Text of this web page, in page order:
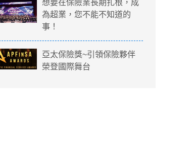
想要在保險業長期扎根，成
為超業，您不能不知道的
事！
亞太保險獎~引領保險夥伴
榮登國際舞台